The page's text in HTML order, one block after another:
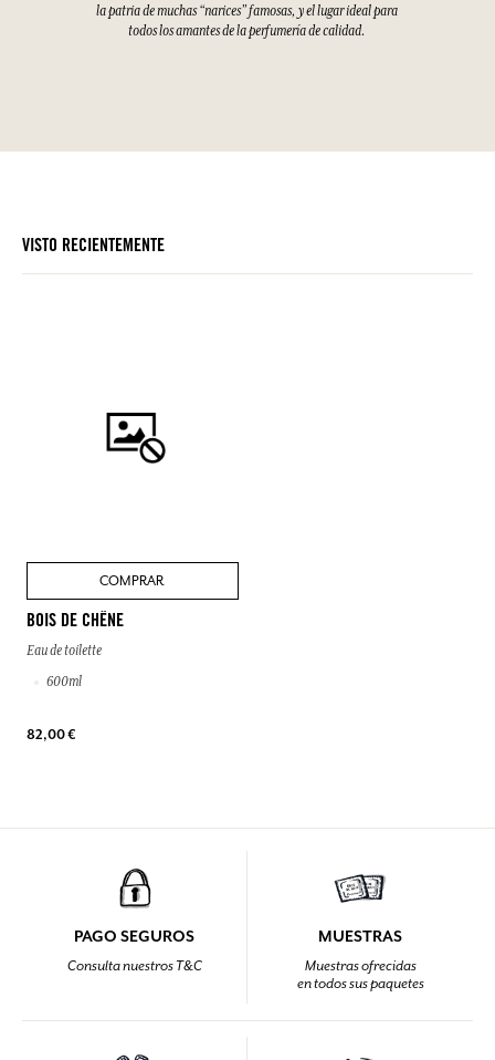
la patria de muchas “narices” famosas, y el lugar ideal para
todos los amantes de la perfumería de calidad.
VISTO RECIENTEMENTE
COMPRAR
BOIS DE CHÊNE
Eau de toilette
600ml
82,00 €
PAGO SEGUROS
Consulta nuestros T&C
MUESTRAS
Muestras ofrecidas
en todos sus paquetes